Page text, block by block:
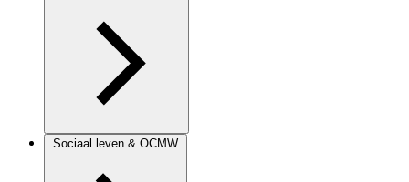
Sociaal leven & OCMW